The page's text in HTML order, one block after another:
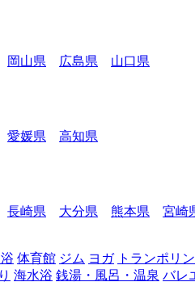
岡山県 広島県 山口県
愛媛県 高知県
長崎県 大分県 熊本県 宮崎
体育館 ジム ヨガ トランポリン
海水浴 銭湯・風呂・温泉 バレ